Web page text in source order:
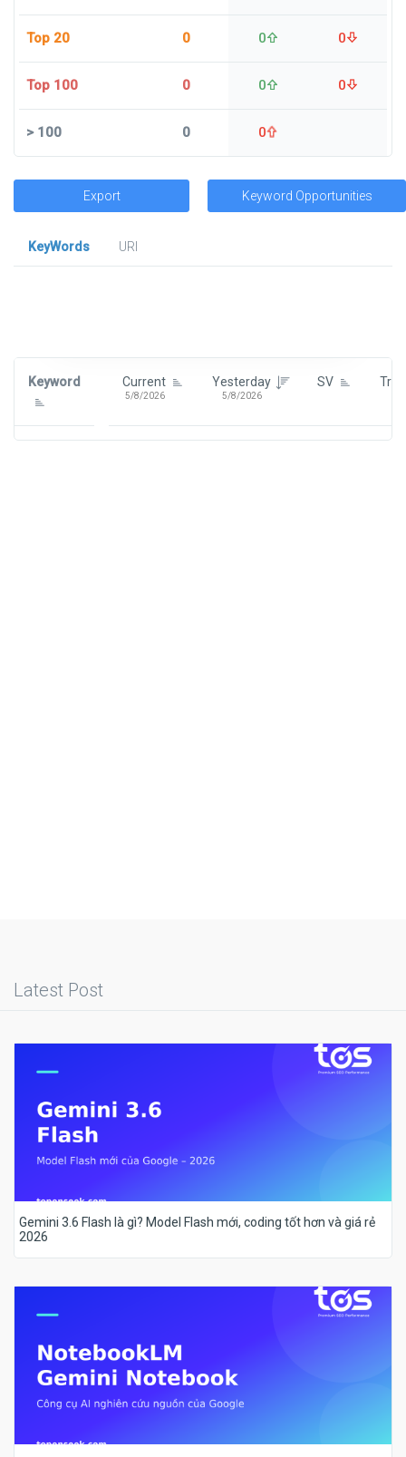
Top 20 0 0 0
Top 100 0 0 0
>100 0 0
Export Keyword Opportunities
KeyWords
URl
Keyword Current
5/8/2026
Yesterday
5/8/2026
SV
Latest Post
Gemini 3.6 Flash là gì? Model Flash mới, coding tốt hơn và giá rẻ
2026